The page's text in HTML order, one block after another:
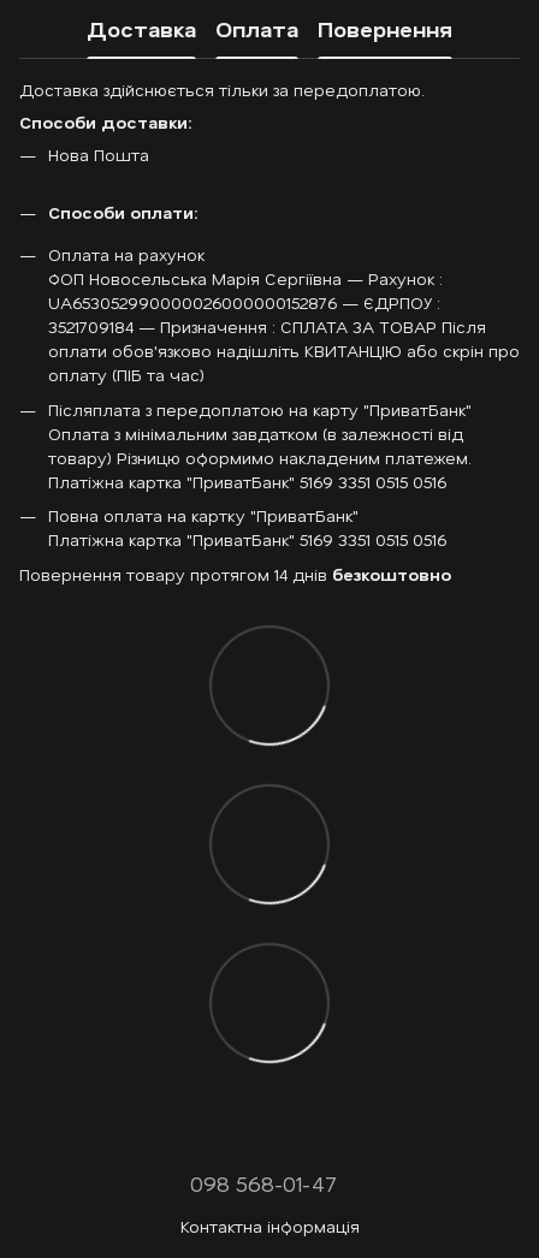
Доставка Оплата Повернення
Доставка здійснюється тільки за передоплатою.
Способи доставки:
Нова Пошта
Способи оплати:
Оплата на рахунок
ФОП Новосельська Марія Сергіївна — Рахунок :
UA653052990000026000000152876 — ЄДРПОУ :
3521709184 — Призначення : СПЛАТА ЗА ТОВАР Після
оплати обов'язково надішліть КВИТАНЦІЮ або скрін про
оплату (ПІБ та час)
Післяплата з передоплатою на карту "ПриватБанк"
Оплата з мінімальним завдатком (в залежності від
товару) Різницю оформимо накладеним платежем.
Платіжна картка "ПриватБанк" 5169 3351 0515 0516
Повна оплата на картку "ПриватБанк"
Платіжна картка "ПриватБанк" 5169 3351 0515 0516
Повернення товару протягом 14 днів безкоштовно
098 568-01-47
Контактна інформація